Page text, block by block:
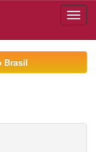
Brasil